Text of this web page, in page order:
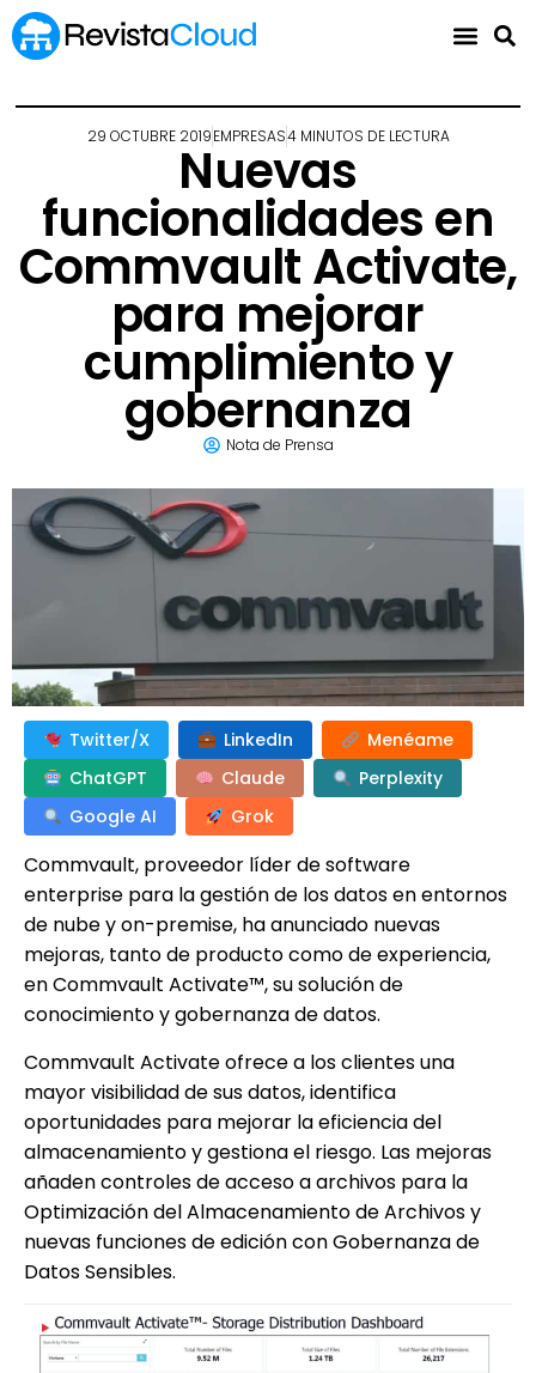
29 OCTUBRE 2019EMPRESAS4 MINUTOS DE LECTURA
Nuevas
funcionalidades en
Commvault Activate,
para mejorar
cumplimiento y
gobernanza
Nota de Prensa
Twitter/X LinkedIn
Menéame
ChatGPT
Claude
Perplexity
Google AI
Grok
Commvault, proveedor líder de software
enterprise para la gestión de los datos en entornos
de nube y on-premise, ha anunciado nuevas
mejoras, tanto de producto como de experiencia,
en Commvault Activate™, su solución de
conocimiento y gobernanza de datos.
Commvault Activate ofrece a los clientes una
mayor visibilidad de sus datos, identifica
oportunidades para mejorar la eficiencia del
almacenamiento y gestiona el riesgo. Las mejoras
añaden controles de acceso a archivos para la
Optimización del Almacenamiento de Archivos y
nuevas funciones de edición con Gobernanza de
Datos Sensibles.